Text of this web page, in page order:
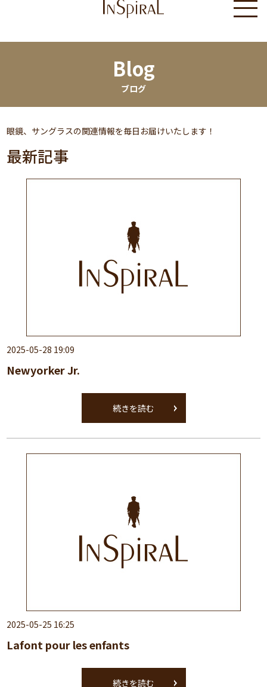
Blog
ブログ
眼鏡、サングラスの関連情報を毎日お届けいたします！
最新記事
2025-05-28 19:09
Newyorker Jr.
続きを読む
2025-05-25 16:25
Lafont pour les enfants
続きを読む